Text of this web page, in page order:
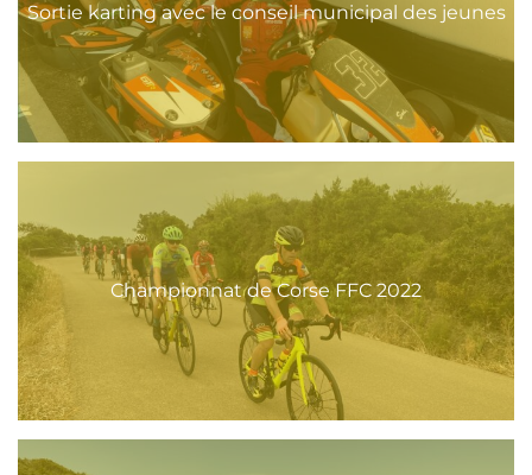
Sortie karting avec le conseil municipal des jeunes
Championnat de Corse FFC 2022